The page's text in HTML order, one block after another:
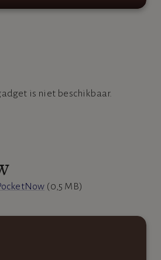
is niet beschikbaar.
(0,5 MB)